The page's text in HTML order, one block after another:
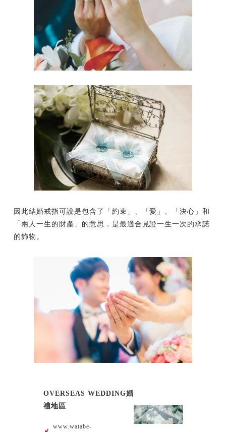
因此結婚戒指可說是包含了「約束」、「愛」、「決心」和
「兩人一生的財產」的意思，是最適合見證一生一次的承諾
的飾物。
OVERSEAS WEDDING婚
禮地區
www.watabe-